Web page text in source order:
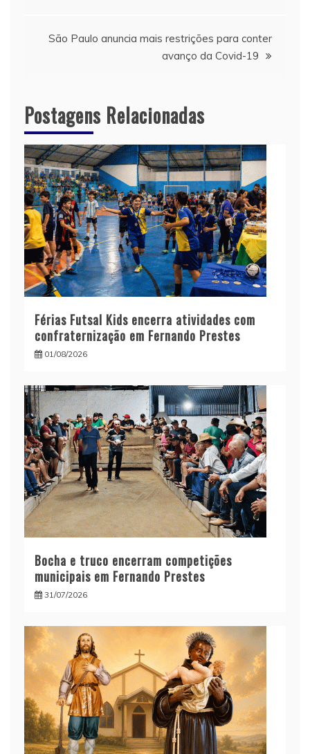
Post
São Paulo anuncia mais restrições para conter
avanço da Covid-19
Postagens Relacionadas
Férias Futsal Kids encerra atividades com
confraternização em Fernando Prestes
01/08/2026
Bocha e truco encerram competições
municipais em Fernando Prestes
31/07/2026